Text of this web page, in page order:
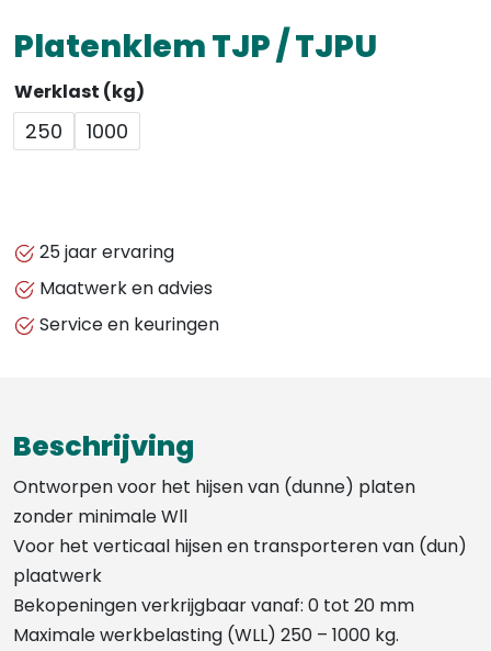
Platenklem TJP / TJPU
Werklast (kg)
250 1000
25 jaar ervaring
Maatwerk en advies
Service en keuringen
Beschrijving
Ontworpen voor het hijsen van (dunne) platen
zonder minimale Wll
Voor het verticaal hijsen en transporteren van (dun)
plaatwerk
Bekopeningen verkrijgbaar vanaf: 0 tot 20 mm
Maximale werkbelasting (WLL) 250 – 1000 kg.